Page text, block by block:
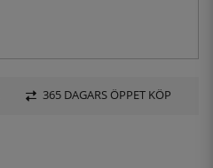
365 DAGARS ÖPPET KÖP